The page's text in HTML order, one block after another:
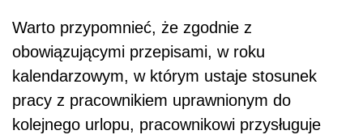
Warto przypomnieć, że zgodnie z
obowiązującymi przepisami, w roku
kalendarzowym, w którym ustaje stosunek
pracy z pracownikiem uprawnionym do
kolejnego urlopu, pracownikowi przysługuje